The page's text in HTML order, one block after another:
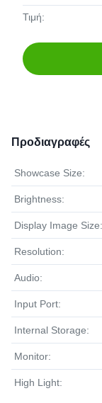
Τιμή:
Προδιαγραφές
Showcase Size:
Brightness:
Display Image Size:
Resolution:
Audio:
Input Port:
Internal Storage:
Monitor:
High Light: